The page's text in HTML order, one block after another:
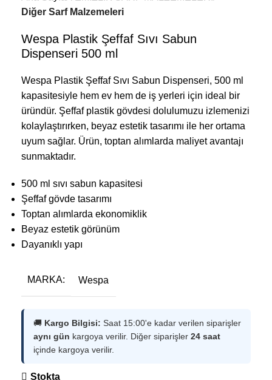
Diğer Sarf Malzemeleri
Wespa Plastik Şeffaf Sıvı Sabun
Dispenseri 500 ml
Wespa Plastik Şeffaf Sıvı Sabun Dispenseri, 500 ml
kapasitesiyle hem ev hem de iş yerleri için ideal bir
üründür. Şeffaf plastik gövdesi dolulumuzu izlemenizi
kolaylaştırırken, beyaz estetik tasarımı ile her ortama
uyum sağlar. Ürün, toptan alımlarda maliyet avantajı
sunmaktadır.
500 ml sıvı sabun kapasitesi
Şeffaf gövde tasarımı
Toptan alımlarda ekonomiklik
Beyaz estetik görünüm
Dayanıklı yapı
MARKA: Wespa
🚚 Kargo Bilgisi: Saat 15:00'e kadar verilen siparişler
aynı gün kargoya verilir. Diğer siparişler 24 saat
içinde kargoya verilir.
Stokta